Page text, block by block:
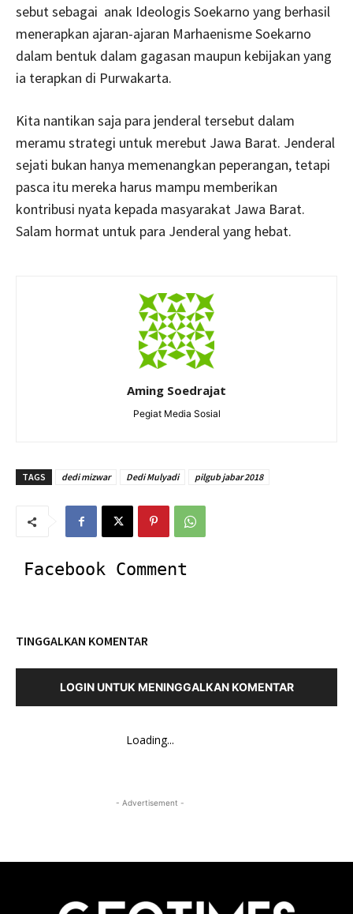
sebut sebagai anak Ideologis Soekarno yang berhasil
menerapkan ajaran-ajaran Marhaenisme Soekarno
dalam bentuk dalam gagasan maupun kebijakan yang
ia terapkan di Purwakarta.
Kita nantikan saja para jenderal tersebut dalam
meramu strategi untuk merebut Jawa Barat. Jenderal
sejati bukan hanya memenangkan peperangan, tetapi
pasca itu mereka harus mampu memberikan
kontribusi nyata kepada masyarakat Jawa Barat.
Salam hormat untuk para Jenderal yang hebat.
Aming Soedrajat
Pegiat Media Sosial
TAGS dedi mizwar Dedi Mulyadi pilgub jabar 2018
Facebook Comment
TINGGALKAN KOMENTAR
LOGIN UNTUK MENINGGALKAN KOMENTAR
Loading...
- Advertisement -